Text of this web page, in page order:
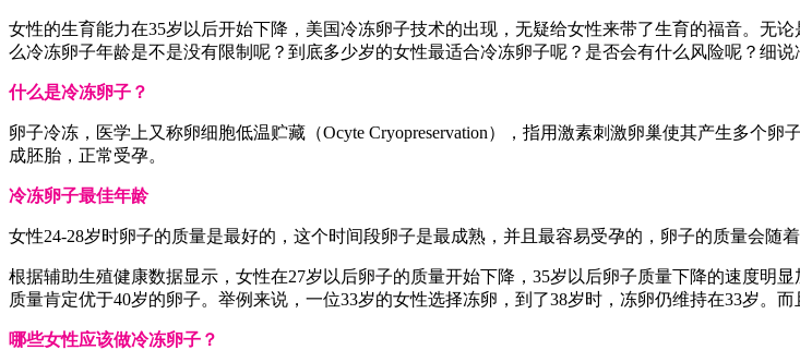
女性的生育能力在35岁以后开始下降，美国冷冻卵子技术的出现，无疑给女性来带了生育的福音。无
么冷冻卵子年龄是不是没有限制呢？到底多少岁的女性最适合冷冻卵子呢？是否会有什么风险呢？细说
什么是冷冻卵子？
卵子冷冻，医学上又称卵细胞低温贮藏（Ocyte Cryopreservation），指用激素刺激卵巢使其产生多个
成胚胎，正常受孕。
冷冻卵子最佳年龄
女性24-28岁时卵子的质量是最好的，这个时间段卵子是最成熟，并且最容易受孕的，卵子的质量会随
根据辅助生殖健康数据显示，女性在27岁以后卵子的质量开始下降，35岁以后卵子质量下降的速度明
质量肯定优于40岁的卵子。举例来说，一位33岁的女性选择冻卵，到了38岁时，冻卵仍维持在33岁。
哪些女性应该做冷冻卵子？